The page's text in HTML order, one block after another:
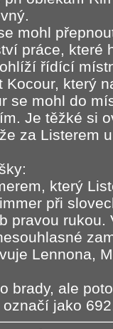
mohl
práce, které
řídící
Kocour, který
se mohl do
Je těžké si
za Listerem
který
při
pravou
Lennona,
brady, ale
označí jako